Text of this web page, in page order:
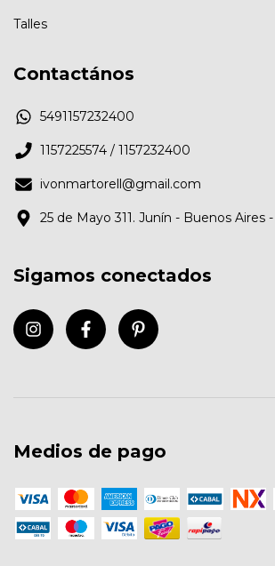
Talles
Contactános
5491157232400
1157225574 / 1157232400
ivonmartorell@gmail.com
25 de Mayo 311. Junín - Buenos Aires
Sigamos conectados
Medios de pago